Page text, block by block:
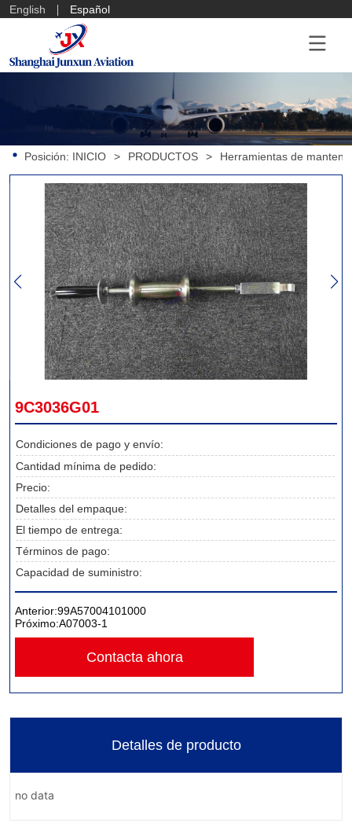
English Español
Posición: INICIO > PRODUCTOS > Herramientas de
9C3036G01
Condiciones de pago y envío:
Cantidad mínima de pedido:
Precio:
Detalles del empaque:
El tiempo de entrega:
Términos de pago:
Capacidad de suministro:
Anterior:99A57004101000
Próximo:A07003-1
Contacta ahora
Detalles de producto
no data